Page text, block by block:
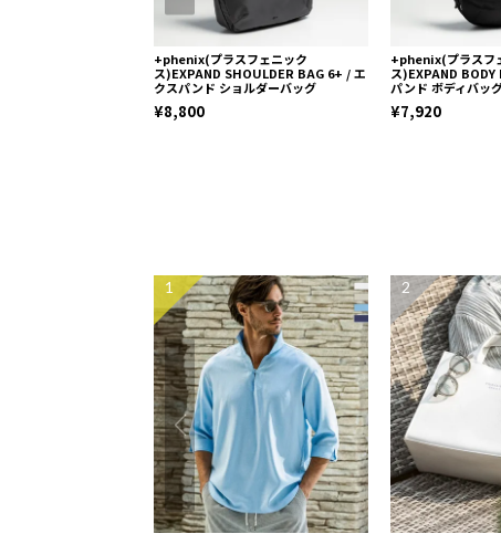
+phenix(プラスフェニック
ス)EXPAND SHOULDER BAG 6+ / エ
クスパンド ショルダーバッグ
¥8,800
+phenix(プラスフ
ス)EXPAND
パンド ボディバッ
¥7,920
1 2